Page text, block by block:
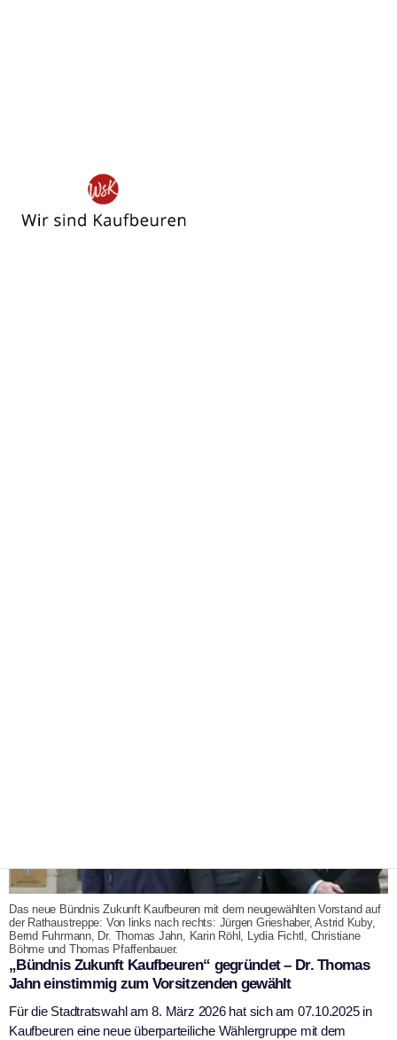
Das neue Bündnis Zukunft Kaufbeuren mit dem neugewählten Vorstand auf
der Rathaustreppe: Von links nach rechts: Jürgen Grieshaber, Astrid Kuby,
Bernd Fuhrmann, Dr. Thomas Jahn, Karin Röhl, Lydia Fichtl, Christiane
Böhme und Thomas Pfaffenbauer.
„Bündnis Zukunft Kaufbeuren“ gegründet – Dr. Thomas
Jahn einstimmig zum Vorsitzenden gewählt
Für die Stadtratswahl am 8. März 2026 hat sich am 07.10.2025 in
Kaufbeuren eine neue überparteiliche Wählergruppe mit dem